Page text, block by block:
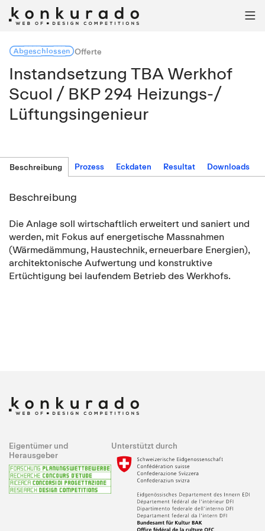

AbgeschlossenOfferte
Instandsetzung TBA Werkhof
Scuol / BKP 294 Heizungs-/
Lüftungsingenieur
Beschreibung Prozess Eckdaten Resultat Downloads
Beschreibung
Die Anlage soll wirtschaftlich erweitert und saniert und
werden, mit Fokus auf energetische Massnahmen
(Wärmedämmung, Haustechnik, erneuerbare Energien),
architektonische Aufwertung und konstruktive
Ertüchtigung bei laufendem Betrieb des Werkhofs.
Eigentümer und
Herausgeber
Unterstützt durch